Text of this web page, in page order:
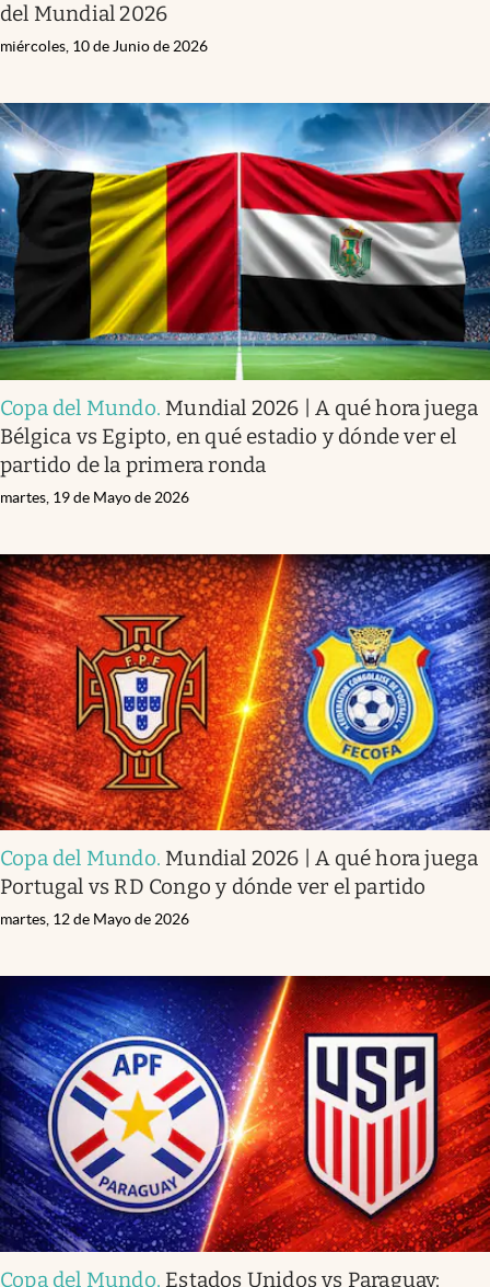
del Mundial 2026
miércoles, 10 de Junio de 2026
Copa del Mundo. Mundial 2026 | A qué hora juega
Bélgica vs Egipto, en qué estadio y dónde ver el
partido de la primera ronda
martes, 19 de Mayo de 2026
Copa del Mundo. Mundial 2026 | A qué hora juega
Portugal vs RD Congo y dónde ver el partido
martes, 12 de Mayo de 2026
Copa del Mundo. Estados Unidos vs Paraguay: